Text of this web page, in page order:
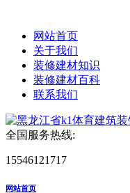
网站首页
关于我们
装修建材知识
装修建材百科
联系我们
全国服务热线:
15546121717
网站首页